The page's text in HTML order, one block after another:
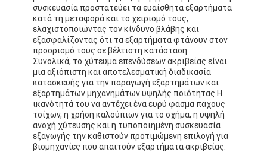
συσκευασία προστατεύει τα ευαίσθητα εξαρτήματα
κατά τη μεταφορά και το χειρισμό τους,
ελαχιστοποιώντας τον κίνδυνο βλάβης και
εξασφαλίζοντας ότι τα εξαρτήματα φτάνουν στον
προορισμό τους σε βέλτιστη κατάσταση.
Συνολικά, το χύτευμα επενδύσεων ακριβείας είναι
μια αξιόπιστη και αποτελεσματική διαδικασία
κατασκευής για την παραγωγή εξαρτημάτων και
εξαρτημάτων μηχανημάτων υψηλής ποιότητας.Η
ικανότητά του να αντέχει ένα ευρύ φάσμα πάχους
τοίχων, η χρήση καλούπιων για το σχήμα, η υψηλή
ανοχή χύτευσης και η τυποποιημένη συσκευασία
εξαγωγής την καθιστούν προτιμώμενη επιλογή για
βιομηχανίες που απαιτούν εξαρτήματα ακριβείας.